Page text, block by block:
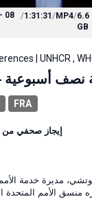
08
/1:31:31 /MP4/6.6
GB
| UNHCR ,
- 08 ديسمبر
FRA
إيجاز صحفي من
مديرة خدمة
منسق الأمم المتحدة